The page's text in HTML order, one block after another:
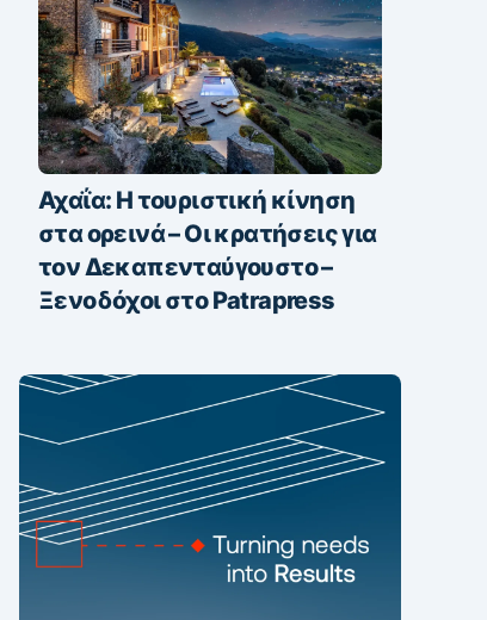
Αχαΐα: Η τουριστική κίνηση
στα ορεινά – Οι κρατήσεις για
τον Δεκαπενταύγουστο –
Ξενοδόχοι στο Patrapress